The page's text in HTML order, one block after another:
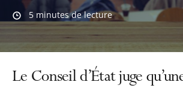
5 minutes de lecture
Le Conseil d’État juge